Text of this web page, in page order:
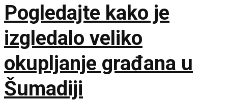
Pogledajte kako je
izgledalo veliko
okupljanje građana u
Šumadiji